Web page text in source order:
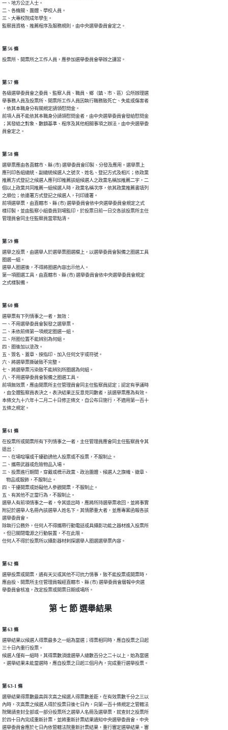
一、地方公正人士。
二、各機關、團體、學校人員。
三、大專校院成年學生。
監察員資格、推薦程序及服務規則，由中央選舉委員會定之。
第 56 條
投票所、開票所之工作人員，應參加選舉委員會舉辦之講習。
第 57 條
各級選舉委員會之委員、監察人員、職員、鄉（鎮、市、區）公所辦理選
舉事務人員及投票所、開票所工作人員因執行職務致死亡、失能或傷害者
，依其本職身分有關規定請領慰問金。
前項人員不能依其本職身分請領慰問金者，由中央選舉委員會發給慰問金
；其發給之對象、數額基準、程序及其他相關事項之辦法，由中央選舉委
員會定之。
第 58 條
選舉票應由各直轄市、縣 (市) 選舉委員會印製、分發及應用。選舉票上
應刊印各組總統、副總統候選人之號次、姓名、登記方式及相片；依政黨
推薦方式登記之候選人應刊印推薦該組候選人之政黨名稱加推薦二字，二
個以上政黨共同推薦一組候選人時，政黨名稱次序，依其政黨推薦書填列
之順位；依連署方式登記之候選人，刊印連署。
前項選舉票，由直轄市、縣 (市) 選舉委員會依中央選舉委員會規定之式
樣印製，並由監察小組委員到場監印，於投票日前一日交各該投票所主任
管理員會同主任監察員當眾點清。
第 59 條
選舉之投票，由選舉人於選舉票圈選欄上，以選舉委員會製備之圈選工具
圈選一組。
選舉人圈選後，不得將圈選內容出示他人。
第一項圈選工具，由直轄市、縣 (市) 選舉委員會依中央選舉委員會規定
之式樣製備。
第 60 條
選舉票有下列情事之一者，無效：
一、不用選舉委員會製發之選舉票。
二、未依前條第一項規定圈選一組。
三、所圈位置不能辨別為何組。
四、圈後加以塗改。
五、簽名、蓋章、按指印、加入任何文字或符號。
六、將選舉票撕破致不完整。
七、將選舉票污染致不能辨別所圈選為何組。
八、不用選舉委員會製備之圈選工具。
前項無效票，應由開票所主任管理員會同主任監察員認定；認定有爭議時
，由全體監察員表決之。表決結果正反意見同數者，該選舉票應為有效。
本條文九十六年十二月二十日修正條文，自公布日施行，不適用第一百十
五條之規定。
第 61 條
在投票所或開票所有下列情事之一者，主任管理員應會同主任監察員令其
退出：
一、在場喧嚷或干擾勸誘他人投票或不投票，不服制止。
二、攜帶武器或危險物品入場。
三、投票進行期間，穿戴或標示政黨、政治團體、候選人之旗幟、徽章、
    物品或服飾，不服制止。
四、干擾開票或妨礙他人參觀開票，不服制止。
五、有其他不正當行為，不服制止。
選舉人有前項情事之一者，令其退出時，應將所持選舉票收回，並將事實
附記於選舉人名冊內該選舉人姓名下。其情節重大者，並應專案函報各該
選舉委員會。
除執行公務外，任何人不得攜帶行動電話或具攝影功能之器材進入投票所
。但已關閉電源之行動裝置，不在此限。
任何人不得於投票所以攝影器材刺探選舉人圈選選舉票內容。
第 62 條
選舉投票或開票，遇有天災或其他不可抗力情事，致不能投票或開票時，
應由投、開票所主任管理員報經直轄市、縣 (市) 選舉委員會層報中央選
舉委員會核准，改定投票或開票日期或場所。
第 七 節 選舉結果
第 63 條
選舉結果以候選人得票最多之一組為當選；得票相同時，應自投票之日起
三十日內重行投票。
候選人僅有一組時，其得票數須達選舉人總數百分之二十以上，始為當選
。選舉結果未能當選時，應自投票之日起三個月內，完成重行選舉投票。
第 63-1 條
選舉結果得票數最高與次高之候選人得票數差距，在有效票數千分之三以
內時，次高票之候選人得於投票日後七日內，向第一百十條規定之管轄法
院聲請查封全部或一部分投票所之選舉人名冊及選舉票，就查封之投票所
於四十日內完成重新計票，並將重新計票結果通知中央選舉委員會。中央
選舉委員會應於七日內依管轄法院重新計票結果，重行審定選舉結果。審